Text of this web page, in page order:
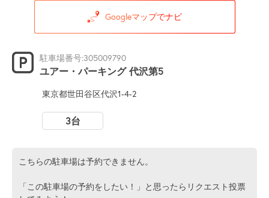
Googleマップでナビ
駐車場番号:305009790
ユアー・パーキング 代沢第5
東京都世田谷区代沢1-4-2
3台
こちらの駐車場は予約できません。
「この駐車場の予約をしたい！」と思ったらリクエスト投票